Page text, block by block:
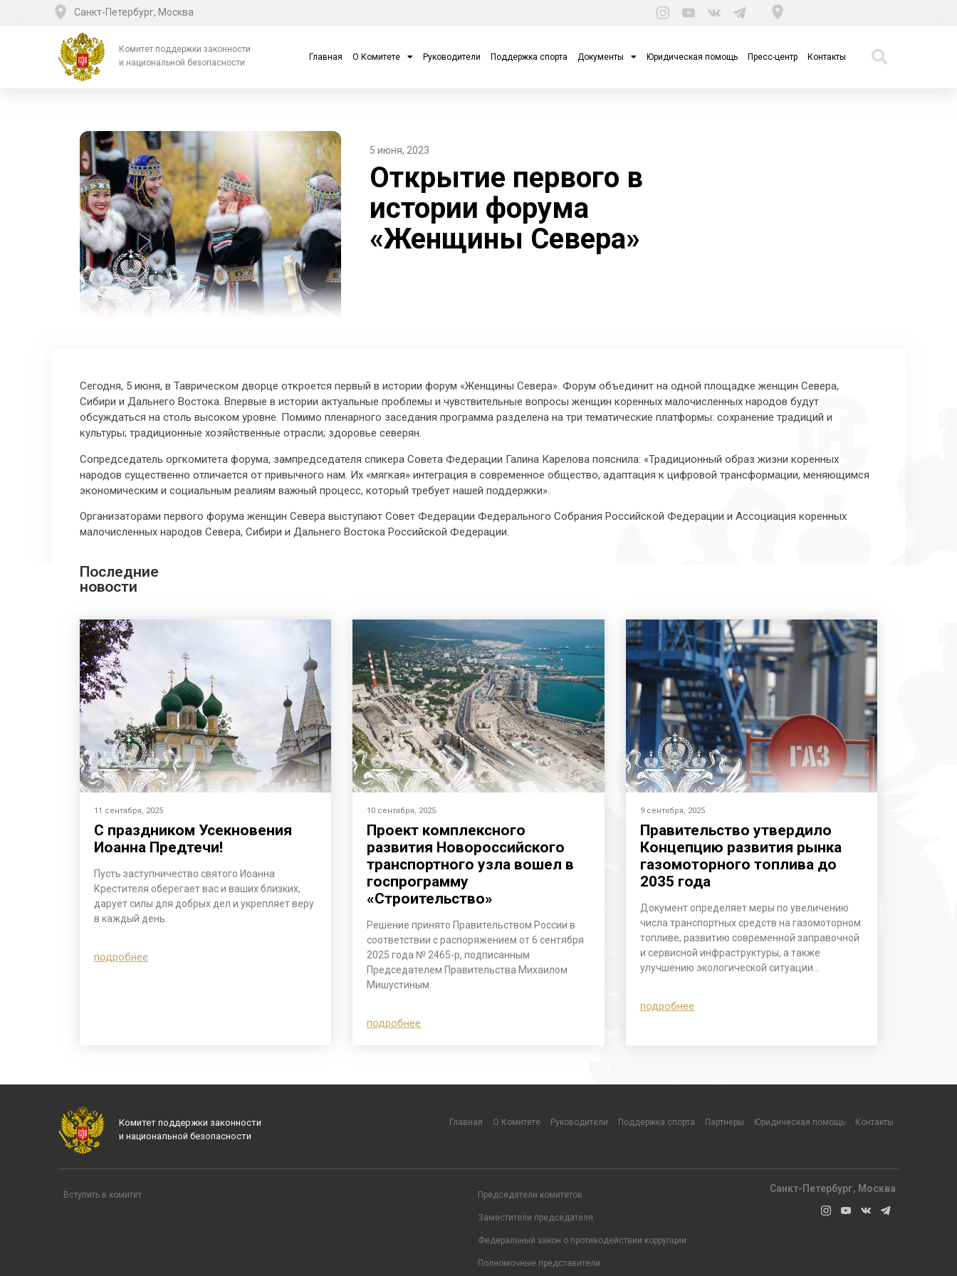
Санкт-Петербург, Москва
Комитет поддержки законности
и национальной безопасности
Главная О Комитете Руководители Поддержка спорта Документы Юридическая помощь Пресс-центр Контакты
5 июня, 2023
Открытие первого в
истории форума
«Женщины Севера»
Сегодня, 5 июня, в Таврическом дворце откроется первый в истории форум «Женщины Севера». Форум объединит на одной площадке женщин Севера,
Сибири и Дальнего Востока. Впервые в истории актуальные проблемы и чувствительные вопросы женщин коренных малочисленных народов будут
обсуждаться на столь высоком уровне. Помимо пленарного заседания программа разделена на три тематические платформы: сохранение традиций и
культуры; традиционные хозяйственные отрасли; здоровье северян.
Сопредседатель оргкомитета форума, зампредседателя спикера Совета Федерации Галина Карелова пояснила: «Традиционный образ жизни коренных
народов существенно отличается от привычного нам. Их «мягкая» интеграция в современное общество, адаптация к цифровой трансформации, меняющимся
экономическим и социальным реалиям важный процесс, который требует нашей поддержки».
Организаторами первого форума женщин Севера выступают Совет Федерации Федерального Собрания Российской Федерации и Ассоциация коренных
малочисленных народов Севера, Сибири и Дальнего Востока Российской Федерации.
Последние
новости
11 сентября, 2025
С праздником Усекновения
Иоанна Предтечи!
Пусть заступничество святого Иоанна
Крестителя оберегает вас и ваших близких,
дарует силы для добрых дел и укрепляет веру
в каждый день.
подробнее
10 сентября, 2025
Проект комплексного
развития Новороссийского
транспортного узла вошел в
госпрограмму
«Строительство»
Решение принято Правительством России в
соответствии с распоряжением от 6 сентября
2025 года № 2465-р, подписанным
Председателем Правительства Михаилом
Мишустиным.
подробнее
9 сентября, 2025
Правительство утвердило
Концепцию развития рынка
газомоторного топлива до
2035 года
Документ определяет меры по увеличению
числа транспортных средств на газомоторном
топливе, развитию современной заправочной
и сервисной инфраструктуры, а также
улучшению экологической ситуации…
подробнее
Комитет поддержки законности
и национальной безопасности
Главная О Комитете Руководители Поддержка спорта Партнеры Юридическая помощь Контакты
Вступить в комитет Председатели комитетов
Заместители председателя
Федеральный закон о противодействии коррупции
Полномочные представители
Санкт-Петербург, Москва